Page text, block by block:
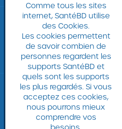
Comme tous les sites
internet, SantéBD utilise
des Cookies.
Les cookies permettent
de savoir combien de
personnes regardent les
supports SantéBD et
quels sont les supports
les plus regardés. Si vous
acceptez ces cookies,
nous pourrons mieux
comprendre vos
Inscrivez-vous àlanewsletter
nouvelles
Je
Plan du site
Accessibilité :
Mentions légales
CGU
Gestion des